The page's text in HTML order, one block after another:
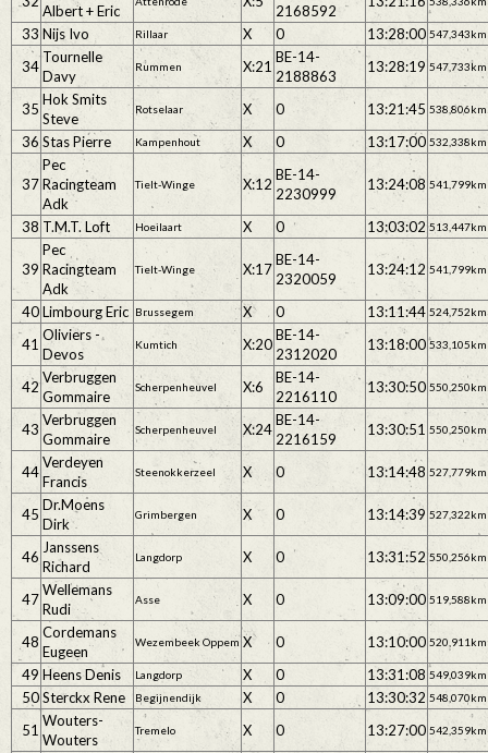
Albert + Eric
2168592
33 Nijs Ivo Rillaar X 0 13:28:00 547,343km
34
Tournelle
Davy
Rummen X:21
BE-14-
2188863
13:28:19 547,733km
35
Hok Smits
Steve
Rotselaar X 0 13:21:45 538,806km
36 Stas Pierre Kampenhout X 0 13:17:00 532,338km
37
Pec
Racingteam
Adk
Tielt-Winge X:12
BE-14-
2230999
13:24:08 541,799km
38 T.M.T. Loft Hoeilaart X 0 13:03:02 513,447km
39
Pec
Racingteam
Adk
Tielt-Winge X:17
BE-14-
2320059
13:24:12 541,799km
40Limbourg Eric Brussegem X 0 13:11:44 524,752km
41
Oliviers -
Devos
Kumtich X:20
BE-14-
2312020
13:18:00 533,105km
42
Verbruggen
Gommaire
Scherpenheuvel X:6
BE-14-
2216110
13:30:50 550,250km
43
Verbruggen
Gommaire
Scherpenheuvel X:24
BE-14-
2216159
13:30:51 550,250km
44
Verdeyen
Francis
Steenokkerzeel X 0 13:14:48 527,779km
45
Dr.Moens
Dirk
Grimbergen X 0 13:14:39 527,322km
46
Janssens
Richard
Langdorp X 0 13:31:52 550,256km
47
Wellemans
Rudi
Asse X 0 13:09:00 519,588km
48
Cordemans
Eugeen
Wezembeek Oppem X 0 13:10:00 520,911km
49 Heens Denis Langdorp X 0 13:31:08 549,039km
50Sterckx Rene Begijnendijk X 0 13:30:32 548,070km
51
Wouters-
Wouters
Tremelo X 0 13:27:00 542,359km